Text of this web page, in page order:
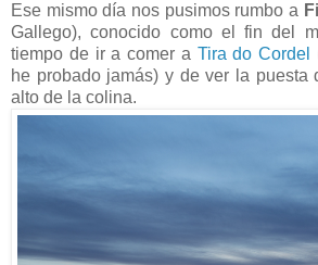
Ese mismo día nos pusimos rumbo a
Gallego), conocido como el fin del
tiempo de ir a comer a Tira do Cordel
he probado jamás) y de ver la puesta
alto de la colina.